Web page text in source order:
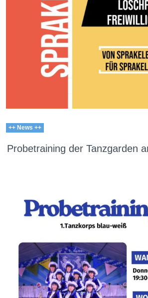
++ News ++
Probetraining der Tanzgarden